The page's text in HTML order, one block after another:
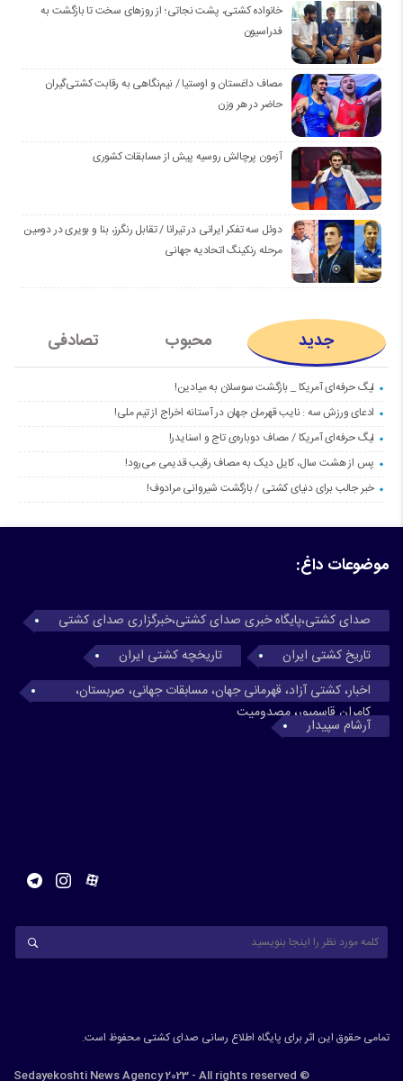
خانواده کشتی، پشت نجاتی؛ از روزهای سخت تا بازگشت به
فدراسیون
مصاف داغستان و اوستیا / نیم‌نگاهی به رقابت کشتی‌گیران
حاضر در هر وزن
آزمون پرچالش روسیه پیش از مسابقات کشوری
دوئل سه تفکر ایرانی در تیرانا / تقابل رنگرز، بنا و بویری در دومین
مرحله رنکینگ اتحادیه جهانی
جدید محبوب تصادفی
لیگ حرفه‌ای آمریکا _ بازگشت سوسلان به میادین!
ادعای ورزش سه : نایب قهرمان جهان در آستانه اخراج از تیم ملی!
لیگ حرفه‌ای آمریکا / مصاف دوباره‌ی تاج و اسنایدر!
پس از هشت سال، کایل دیک به مصاف رقیب قدیمی می‌رود!
خبر جالب برای دنیای کشتی / بازگشت شیروانی مرادوف!
موضوعات داغ:
صدای کشتی،پایگاه خبری صدای کشتی،خبرگزاری صدای کشتی
تاریخ کشتی ایران
تاریخچه کشتی ایران
اخبار، کشتی آزاد، قهرمانی جهان، مسابقات جهانی، صربستان،
کامران قاسمپور، مصدومیت
آرشام سپیدار
تمامی حقوق این اثر برای پایگاه اطلاع رسانی صدای کشتی محفوظ است.
© Sedayekoshti News Agency 2023 - All rights reserved